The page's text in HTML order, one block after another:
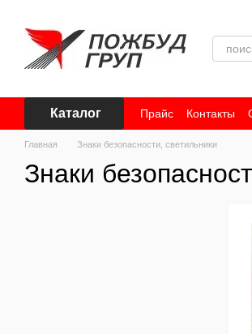
Каталог Прайс Контакты
Главная Знаки безопасности, светильники
Знаки